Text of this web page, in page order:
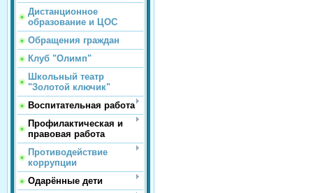
Дистанционное
образование и ЦОС
Обращения граждан
Клуб "Олимп"
Школьный театр
"Золотой ключик"
Воспитательная работа
Профилактическая и
правовая работа
Противодействие
коррупции
Одарённые дети